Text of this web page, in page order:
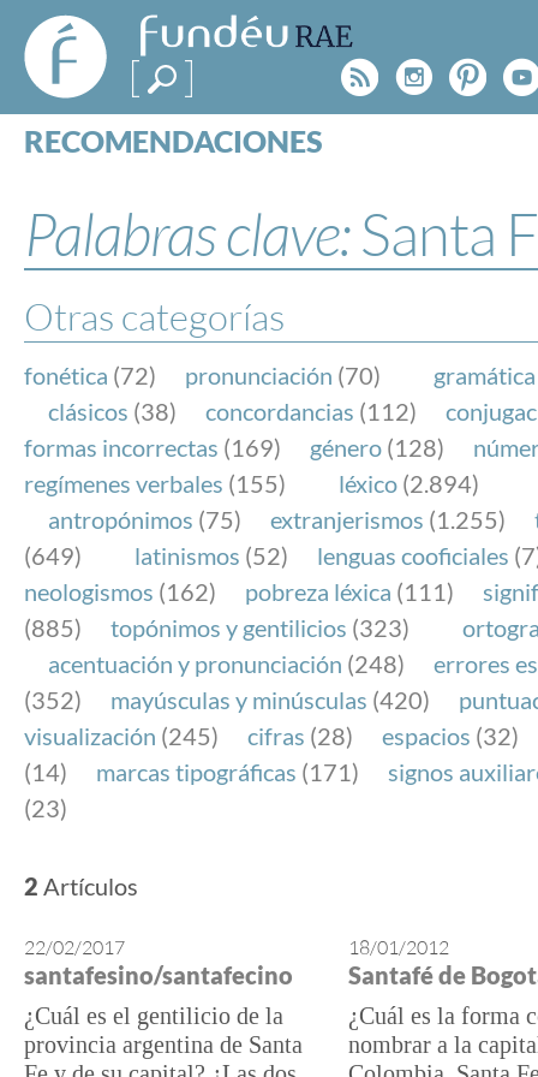
FundéuRAE
- Fundación
del Español
Urgente
Rss
RECOMENDACIONES
ESPECIALES
BLOG
NOTICIAS
SOBRE LA FUNDÉURAE
FundéuRAE es una fundación patrocinada por la
y la Real Academia Española, cuyo objetivo es
el buen uso del español en los medios de
Internet.
Palabras clave:Santa
Otras categorías
fonética (72) pronunciación (70) gramática
clásicos (38) concordancias (112)
formas incorrectas (169) género (128)
regímenes verbales (155) léxico (2.894)
antropónimos (75) extranjerismos (1.255)
(649)
latinismos (52) lenguas cooficiales
neologismos (162) pobreza léxica (111)
(885)
topónimos y gentilicios (323)
acentuación y pronunciación (248)
errores
(352)
mayúsculas y minúsculas (420)
visualización (245) cifras (28) espacios (32)
(14)
marcas tipográficas (171)
signos
(23)
2 Artículos
22/02/2017
santafesino/santafecino
¿Cuál es el gentilicio de la
provincia argentina de Santa
18/01/2012
Santafé de
¿Cuál es la forma
nombrar a la